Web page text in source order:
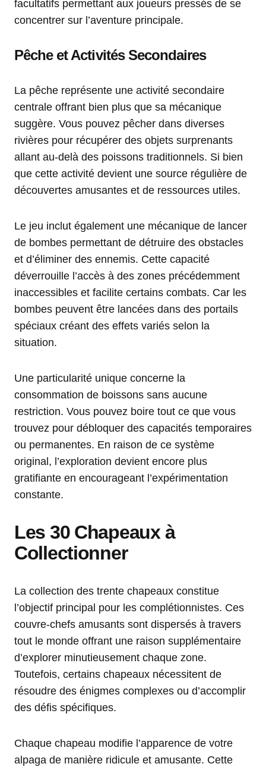
facultatifs permettant aux joueurs pressés de se
concentrer sur l’aventure principale.
Pêche et Activités Secondaires
La pêche représente une activité secondaire
centrale offrant bien plus que sa mécanique
suggère. Vous pouvez pêcher dans diverses
rivières pour récupérer des objets surprenants
allant au-delà des poissons traditionnels. Si bien
que cette activité devient une source régulière de
découvertes amusantes et de ressources utiles.
Le jeu inclut également une mécanique de lancer
de bombes permettant de détruire des obstacles
et d’éliminer des ennemis. Cette capacité
déverrouille l’accès à des zones précédemment
inaccessibles et facilite certains combats. Car les
bombes peuvent être lancées dans des portails
spéciaux créant des effets variés selon la
situation.
Une particularité unique concerne la
consommation de boissons sans aucune
restriction. Vous pouvez boire tout ce que vous
trouvez pour débloquer des capacités temporaires
ou permanentes. En raison de ce système
original, l’exploration devient encore plus
gratifiante en encourageant l’expérimentation
constante.
Les 30 Chapeaux à
Collectionner
La collection des trente chapeaux constitue
l’objectif principal pour les complétionnistes. Ces
couvre-chefs amusants sont dispersés à travers
tout le monde offrant une raison supplémentaire
d’explorer minutieusement chaque zone.
Toutefois, certains chapeaux nécessitent de
résoudre des énigmes complexes ou d’accomplir
des défis spécifiques.
Chaque chapeau modifie l’apparence de votre
alpaga de manière ridicule et amusante. Cette